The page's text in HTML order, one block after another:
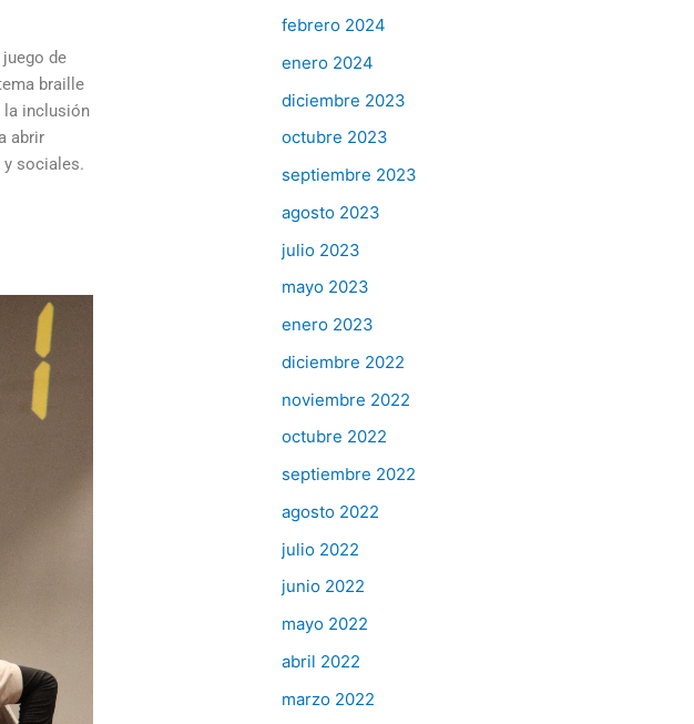
de
braille
la inclusión
abrir
y sociales.
febrero 2024
enero 2024
diciembre 2023
octubre 2023
septiembre 2023
agosto 2023
julio 2023
mayo 2023
enero 2023
diciembre 2022
noviembre 2022
octubre 2022
septiembre 2022
agosto 2022
julio 2022
junio 2022
mayo 2022
abril 2022
marzo 2022